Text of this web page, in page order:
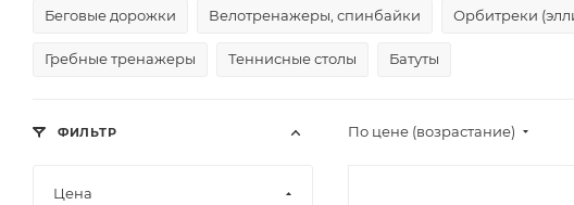
Беговые дорожки Велотренажеры, спинбайки Орбитреки
Гребные тренажеры Теннисные столы Батуты
По цене (возрастание)
ФИЛЬТР
Цена